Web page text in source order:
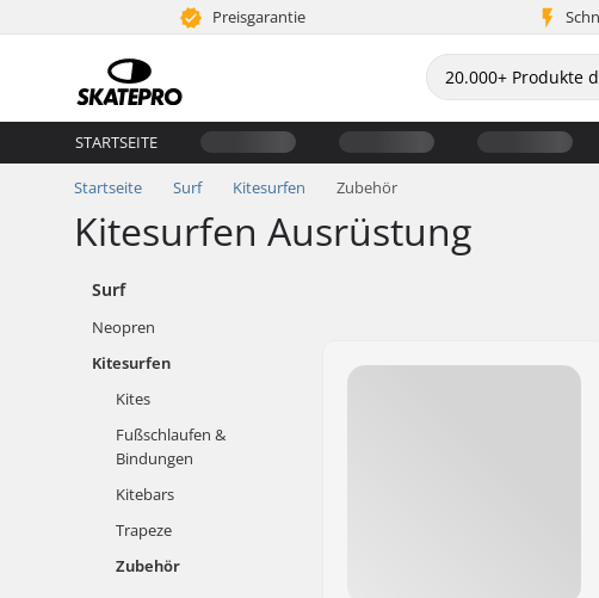
Preisgarantie
STARTSEITE
Startseite Surf Kitesurfen Zubehör
Kitesurfen Ausrüstung
Surf
Neopren
Kitesurfen
Kites
Fußschlaufen &
Bindungen
Kitebars
Trapeze
Zubehör